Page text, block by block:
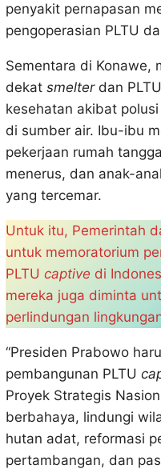
penyakit pernapasan
pengoperasian PLTU
Sementara di Konawe,
dekatsmelterdan
kesehatan akibat
di sumber air. Ibu-ibu
pekerjaan rumah
menerus, dan anak-
yang tercemar.
Untuk itu, Pemerintah
untuk memoratorium
PLTU captive di
mereka juga diminta
perlindungan
“Presiden Prabowo
pembangunan PLTU
Proyek Strategis
berbahaya, lindungi
hutan adat, reformasi
pertambangan, dan